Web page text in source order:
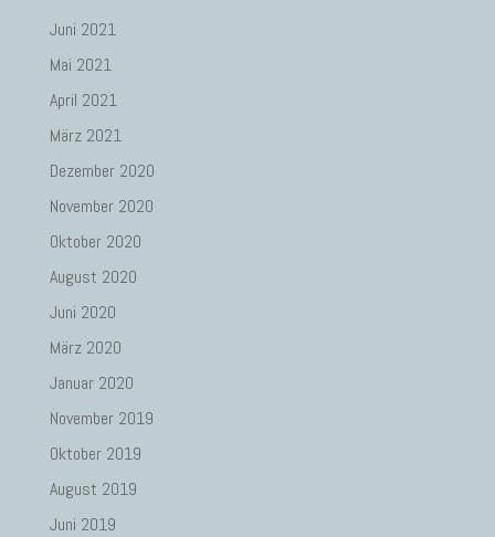
Juni 2021
Mai 2021
April 2021
März 2021
Dezember 2020
November 2020
Oktober 2020
August 2020
Juni 2020
März 2020
Januar 2020
November 2019
Oktober 2019
August 2019
Juni 2019